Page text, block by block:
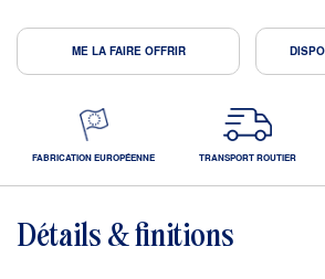
ME LA FAIRE OFFRIR
FABRICATION EUROPÉENNE TRANSPORT ROUTIER
Détails & finitions